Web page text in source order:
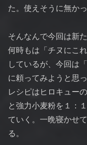
た。使えそうに無か
そんなんで今回は新
何時もは「チヌにこ
しているが、今回は
に頼ってみようと思っ
レシピはヒロキュー
と強力小麦粉を１：
ていく。一晩寝かせ
る。